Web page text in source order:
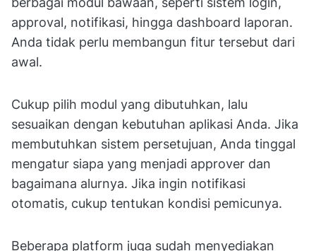
approval, notifikasi, hingga dashboard laporan.
Anda tidak perlu membangun fitur tersebut dari
awal.
Cukup pilih modul yang dibutuhkan, lalu
sesuaikan dengan kebutuhan aplikasi Anda. Jika
membutuhkan sistem persetujuan, Anda tinggal
mengatur siapa yang menjadi approver dan
bagaimana alurnya. Jika ingin notifikasi
otomatis, cukup tentukan kondisi pemicunya.
Beberapa platform juga sudah menyediakan